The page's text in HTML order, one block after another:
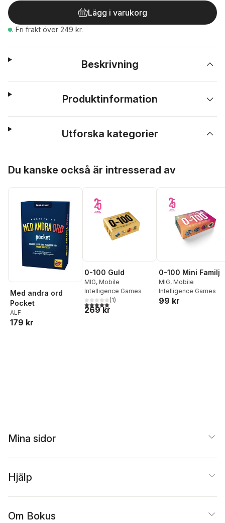
Lägg i varukorg
. Fri frakt över 249 kr.
Beskrivning
Produktinformation
Utforska kategorier
Du kanske också är intresserad av
Med andra ord
Pocket
ALF
179 kr
0-100 Guld
MIG, Mobile
Intelligence Games
5,0utav 5 stjärnor. Totalt antal röster:
(1)
269 kr
0-100 Mini Familj
MIG, Mobile
Intelligence Games
99 kr
Mina sidor
Hjälp
Om Bokus